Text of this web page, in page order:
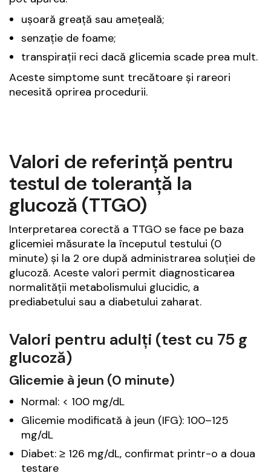
ușoară greață sau amețeală;
senzație de foame;
transpirații reci dacă glicemia scade prea mult.
Aceste simptome sunt trecătoare și rareori
necesită oprirea procedurii.
Valori de referință pentru
testul de toleranță la
glucoză (TTGO)
Interpretarea corectă a TTGO se face pe baza
glicemiei măsurate la începutul testului (0
minute) și la 2 ore după administrarea soluției de
glucoză. Aceste valori permit diagnosticarea
normalității metabolismului glucidic, a
prediabetului sau a diabetului zaharat.
Valori pentru adulți (test cu 75 g
glucoză)
Glicemie à jeun (0 minute)
Normal: < 100 mg/dL
Glicemie modificată à jeun (IFG): 100–125
mg/dL
Diabet: ≥ 126 mg/dL, confirmat printr-o a doua
testare